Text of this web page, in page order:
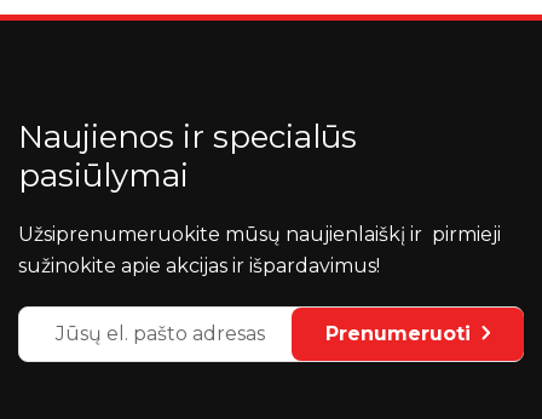
Naujienos ir specialūs
pasiūlymai
Užsiprenumeruokite mūsų naujienlaiškį ir pirmieji
sužinokite apie akcijas ir išpardavimus!
Prenumeruoti